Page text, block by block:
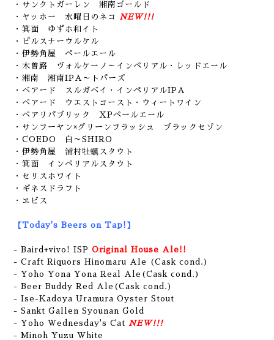
・サンクトガーレン 湘南ゴールド
・ヤッホー 水曜日のネコ
NEW!!!
・箕面 ゆずホ和イト
・ピルスナーウルケル
・伊勢角屋 ペールエール
・木曽路 ヴォルケーノ～インペリアル・レッドエール
・湘南 湘南IPA～トパーズ
・ベアード スルガベイ・インペリアルIPA
・ベアード ウエストコースト・ウィートワイン
・ベアリパブリック XPペールエール
・サンフーヤン×グリーンフラッシュ ブラックセゾン
・COEDO 白～SHIRO
・伊勢角屋 浦村牡蠣スタウト
・箕面 インペリアルスタウト
・セリスホワイト
・ギネスドラフト
・ヱビス
【Today's Beers on Tap!】
- Baird+vivo! ISP Original House Ale!!
- Craft Riquors Hinomaru Ale (Cask cond.)
- Yoho Yona Yona Real Ale(Cask cond.)
- Beer Buddy Red Ale(Cask cond.)
- Ise-Kadoya Uramura Oyster Stout
- Sankt Gallen Syounan Gold
- Yoho Wednesday's Cat NEW!!!
- Minoh Yuzu White